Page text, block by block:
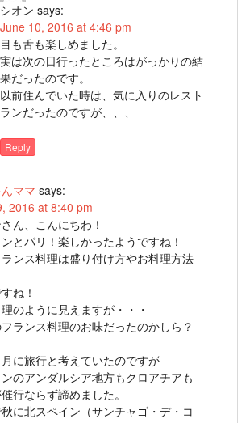
シオン says:
June 10, 2016 at 4:46 pm
目も舌も楽しめました。
実は次の日行ったところはがっかりの結
果だったのです。
以前住んでいた時は、気に入りのレスト
ランだったのですが、、、
Reply
ママ says:
2016 at 8:40 pm
ん、こんにちわ！
とパリ！楽しかったようですね！
ンス料理は盛り付け方やお料理方法
ね！
のように見えますが・・・
ランス料理のお味だったのかしら？
に旅行と考えていたのですが
のアンダルシア地方もクロアチアも
行ならず諦めました。
に北スペイン（サンチャゴ・デ・コ